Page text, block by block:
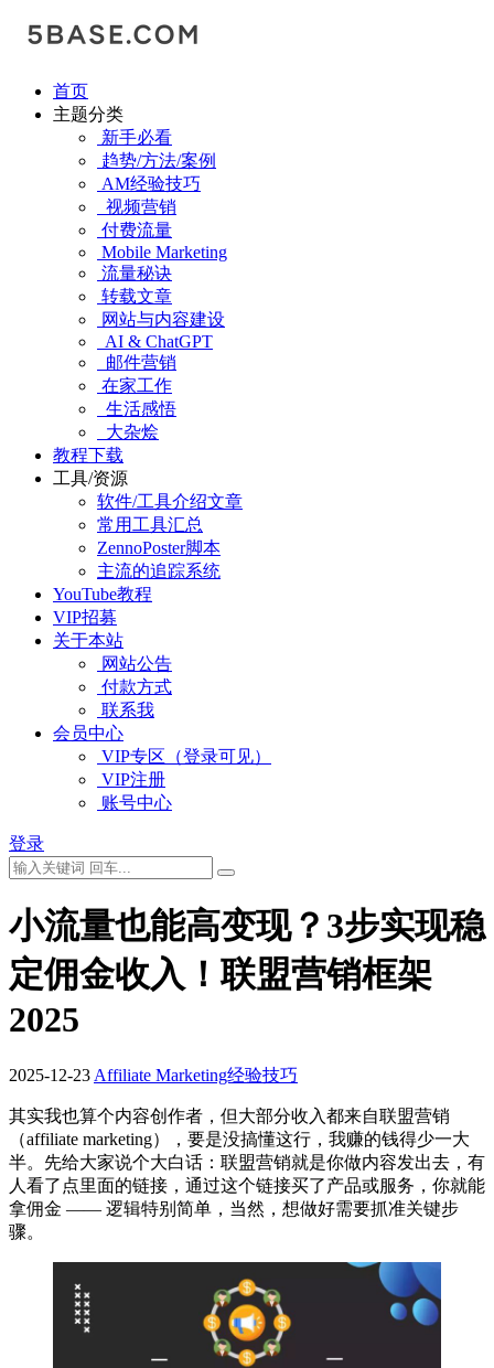
首页
主题分类
新手必看
趋势/方法/案例
AM经验技巧
视频营销
付费流量
Mobile Marketing
流量秘诀
转载文章
网站与内容建设
AI & ChatGPT
邮件营销
在家工作
生活感悟
大杂烩
教程下载
工具/资源
软件/工具介绍文章
常用工具汇总
ZennoPoster脚本
主流的追踪系统
YouTube教程
VIP招募
关于本站
网站公告
付款方式
联系我
会员中心
VIP专区（登录可见）
VIP注册
账号中心
登录
小流量也能高变现？3步实现稳
定佣金收入！联盟营销框架
2025
2025-12-23 Affiliate Marketing经验技巧
其实我也算个内容创作者，但大部分收入都来自联盟营销
（affiliate marketing），要是没搞懂这行，我赚的钱得少一大
半。先给大家说个大白话：联盟营销就是你做内容发出去，有
人看了点里面的链接，通过这个链接买了产品或服务，你就能
拿佣金 —— 逻辑特别简单，当然，想做好需要抓准关键步
骤。